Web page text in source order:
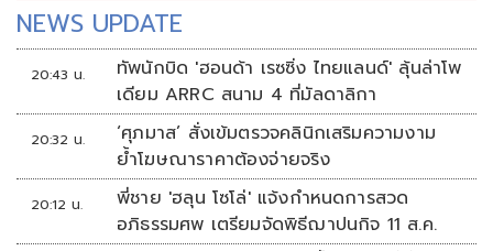
NEWS UPDATE
20:43 น.
ทัพนักบิด 'ฮอนด้า เรซซิ่ง ไทยแลนด์' ลุ้นล่าโพ
เดียม ARRC สนาม 4 ที่มัลดาลิกา
20:32 น.
‘ศุภมาส’ สั่งเข้มตรวจคลินิกเสริมความงาม
ย้ำโฆษณาราคาต้องจ่ายจริง
20:12 น.
พี่ชาย 'ฮลุน โซโล่' แจ้งกำหนดการสวด
อภิธรรมศพ เตรียมจัดพิธีฌาปนกิจ 11 ส.ค.